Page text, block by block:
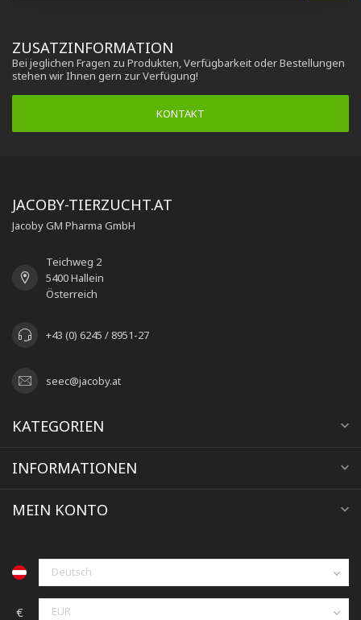
ZUSATZINFORMATION
Bei jeglichen Fragen zu Produkten, Verfügbarkeit oder Bestellungen
stehen wir Ihnen gern zur Verfügung!
KONTAKT
JACOBY-TIERZUCHT.AT
Jacoby GM Pharma GmbH
Teichweg 2
5400 Hallein
Österreich
+43 (0) 6245 / 8951-27
seec@jacoby.at
KATEGORIEN
INFORMATIONEN
MEIN KONTO
€